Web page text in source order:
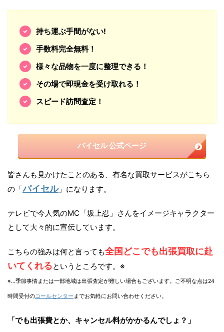
持ち運ぶ手間がない!
手数料完全無料！
様々な品物を一度に整理できる！
その場で即現金を受け取れる！
スピード訪問査定！
バイセル 公式ページ
皆さんも見かけたことのある、有名な買取サービスがこちら
の「バイセル」になります。
テレビで今人気のMC「坂上忍」さんをイメージキャラクター
として大々的に宣伝しています。
こちらの強みは何と言っても全国どこでも出張買取に赴
いてくれるというところです。※
※…季節事情または一部地域は出張査定が難しい場合もございます。ご不明な点は24
時間受付のコールセンター までお気軽にお問い合わせください。
「でも出張費とか、キャンセル料がかかるんでしょ？」